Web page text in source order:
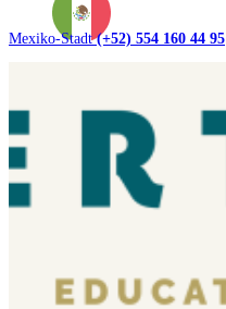
Mexiko-Stadt(+52) 554 160 44 95